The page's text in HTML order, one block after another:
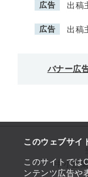
このウェブサイ
このサイトでは
ンテンツ広告や
広告 出稿
広告 出稿
バナー広
中小企